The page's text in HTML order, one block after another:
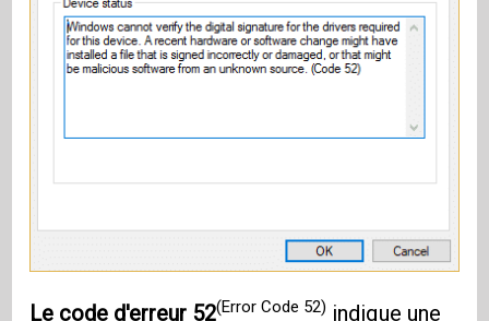
Le code d'erreur 52(Error Code 52) indique une